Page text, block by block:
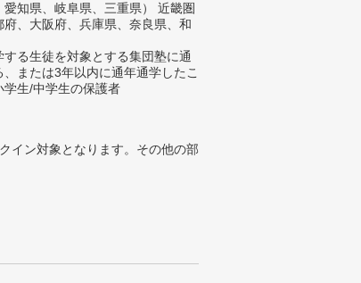
知県、岐阜県、三重県） 近畿圏
府、大阪府、兵庫県、奈良県、和
る生徒を対象とする集団塾に通
または3年以内に通年通学したこ
学生/中学生の保護者
イン対象となります。その他の部